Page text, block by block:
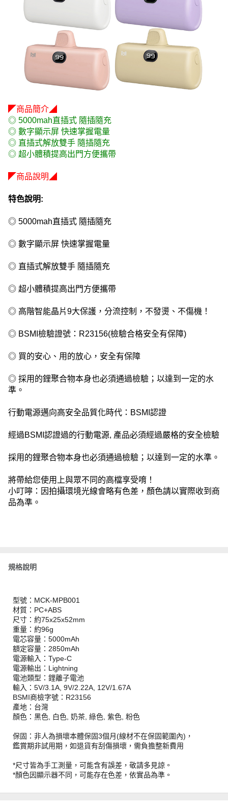
◤商品簡介◢
◎ 5000mah直插式 隨插隨充
◎ 數字顯示屏 快速掌握電量
◎ 直插式解放雙手 隨插隨充
◎ 超小體積提高出門方便攜帶
◤商品說明◢
特色說明:
◎ 5000mah直插式 隨插隨充
◎ 數字顯示屏 快速掌握電量
◎ 直插式解放雙手 隨插隨充
◎ 超小體積提高出門方便攜帶
◎ 高階智能晶片9大保護，分流控制，不發燙、不傷機！
◎ BSMI檢驗證號：R23156(檢驗合格安全有保障)
◎ 買的安心、用的放心，安全有保障
◎ 採用的鋰聚合物本身也必須通過檢驗；以達到一定的水
準。
行動電源邁向高安全品質化時代：BSMI認證
經過BSMI認證過的行動電源, 產品必須經過嚴格的安全檢驗
採用的鋰聚合物本身也必須通過檢驗；以達到一定的水準。
將帶給您使用上與眾不同的高檔享受唷！
小叮嚀：因拍攝環境光線會略有色差，顏色請以實際收到商
品為準。
規格說明
型號：MCK-MPB001
材質：PC+ABS
尺寸：約75x25x52mm
重量：約96g
電芯容量：5000mAh
額定容量：2850mAh
電源輸入：Type-C
電源輸出：Lightning
電池類型：鋰離子電池
輸入：5V/3.1A, 9V/2.22A, 12V/1.67A
BSMI商檢字號：R23156
產地：台灣
顏色：黑色, 白色, 奶茶, 綠色, 紫色, 粉色
保固：非人為損壞本體保固3個月(線材不在保固範圍內)，
鑑賞期非試用期，如退貨有刮傷損壞，需負擔整新費用
*尺寸皆為手工測量，可能含有誤差，敬請多見諒。
*顏色因顯示器不同，可能存在色差，依實品為準。